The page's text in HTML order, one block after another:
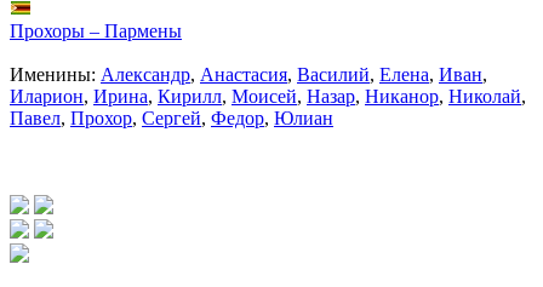
Прохоры – Пармены
Именины: Александр, Анастасия, Василий, Елена, Иван,
Иларион, Ирина, Кирилл, Моисей, Назар, Никанор, Николай,
Павел, Прохор, Сергей, Федор, Юлиан